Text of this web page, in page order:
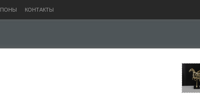
КОНТАКТЫ